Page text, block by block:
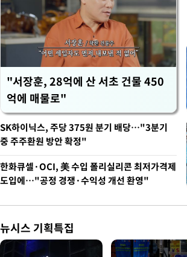
"서장훈, 28억에 산 서초 건물 450
억에 매물로"
SK하이닉스, 주당 375원 분기 배당…"3분기
중 주주환원 방안 확정"
한화큐셀·OCI, 美 수입 폴리실리콘 최저가격제
도입에…"공정 경쟁·수익성 개선 환영"
뉴시스 기획특집